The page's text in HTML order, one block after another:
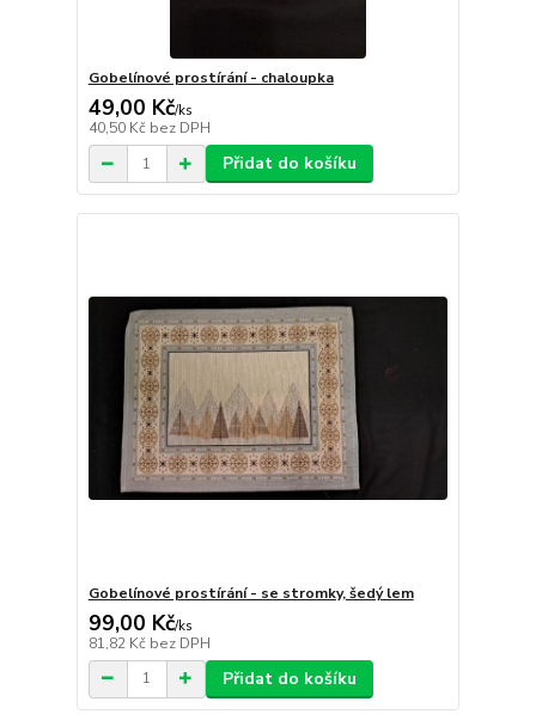
Gobelínové prostírání - chaloupka
49,00 Kč/ks
40,50 Kč bez DPH
Přidat do košíku
Gobelínové prostírání - se stromky, šedý lem
99,00 Kč/ks
81,82 Kč bez DPH
Přidat do košíku